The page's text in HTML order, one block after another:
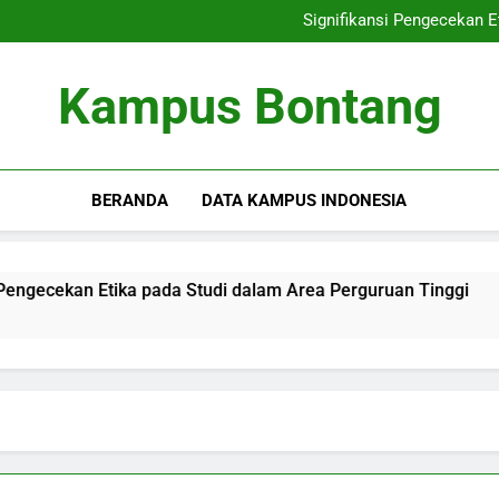
Signifikansi Pengecekan
Terobosan Blended
Signifikansi Pengecekan
Terobosan Blended
Kampus Bontang
BERANDA DATA KAMPUS INDONESIA
Etika pada Studi dalam Area Perguruan Tinggi